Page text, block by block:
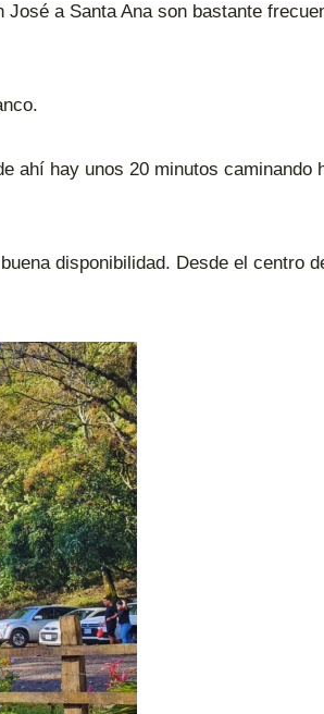
a Santa Ana son bastante
ahí hay unos 20 minutos caminando
disponibilidad. Desde el centro